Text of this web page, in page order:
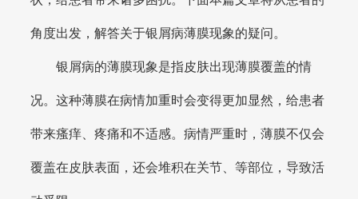
角度出发，解答关于银屑病薄膜现象的疑问。
银屑病的薄膜现象是指皮肤出现薄膜覆盖的情
况。这种薄膜在病情加重时会变得更加显然，给患者
带来瘙痒、疼痛和不适感。病情严重时，薄膜不仅会
覆盖在皮肤表面，还会堆积在关节、等部位，导致活